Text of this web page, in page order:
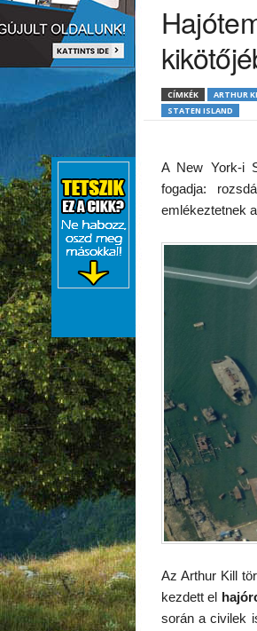
CÍMKÉK ARTHUR
STATEN ISLAND
A New York-i
fogadja:
emlékeztetnek
Az Arthur Kill
kezdett el
során a civilek